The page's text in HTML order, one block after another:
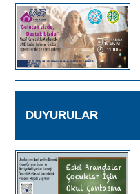
DUYURULAR